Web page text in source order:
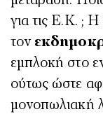
για τις Ε.Κ. ;
τον
εμπλοκή στο
ούτως ώστε
μονοπωλιακή